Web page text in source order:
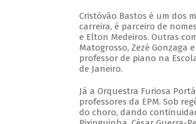
Cristóvão Bastos é um dos
carreira, é parceiro de
e Elton Medeiros. Outras
Matogrosso, Zezé
professor de piano na
de Janeiro.
Já a Orquestra Furiosa
professores da EPM. Sob
do choro, dando